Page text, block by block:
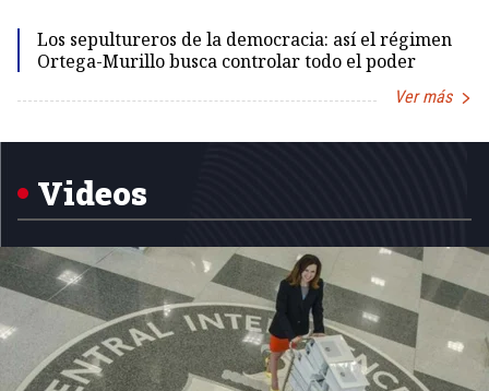
Los sepultureros de la democracia: así el régimen
Ortega-Murillo busca controlar todo el poder
Ver más
Videos